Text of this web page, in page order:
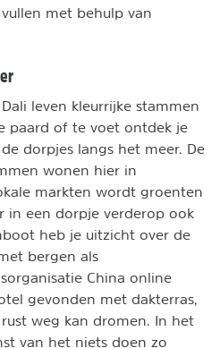
met behulp van
leven kleurrijke stammen
paard of te voet ontdek je
dorpjes langs het meer. De
wonen hier in
markten wordt groenten
in een dorpje verderop ook
heb je uitzicht over de
bergen als
China online
gevonden met dakterras,
rust weg kan dromen. In het
van het niets doen zo